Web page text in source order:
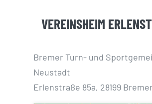
VEREINSHEIM
Bremer Turn- und
Neustadt
Erlenstraße 85a, 28199